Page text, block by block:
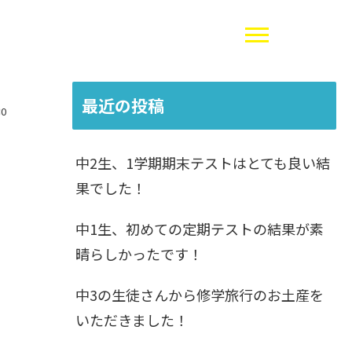
最近の投稿
中2生、1学期期末テストはとても良い結
果でした！
中1生、初めての定期テストの結果が素
晴らしかったです！
中3の生徒さんから修学旅行のお土産を
いただきました！